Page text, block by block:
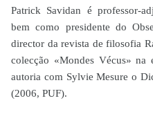
Patrick Savidan é professor-
bem como presidente do
director da revista de filosofia
colecção «Mondes Vécus» na
autoria com Sylvie Mesure o
(2006, PUF).